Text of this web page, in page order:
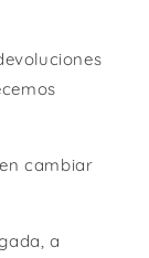
cambiar
a